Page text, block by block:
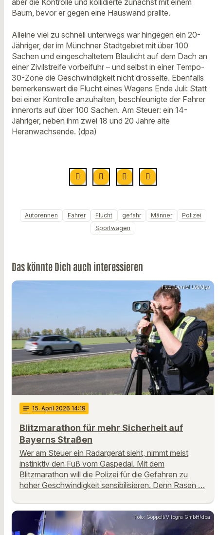
aber die Kontrolle und kollidierte zunächst mit einem
Baum, bevor er gegen eine Hauswand prallte.
Alleine viel zu schnell unterwegs war hingegen ein 20-
Jähriger, der im Münchner Stadtgebiet mit über 100
Sachen und eingeschaltetem Blaulicht auf dem Dach an
einer Zivilstreife vorbeifuhr – und selbst in einer Tempo-
30-Zone die Geschwindigkeit nicht drosselte. Ebenfalls
bemerkenswert die Flucht eines Wagens Ende Juli: Statt
bei einer Kontrolle anzuhalten, beschleunigte der Fahrer
innerorts auf über 100 Sachen. Am Steuer: ein 14-
Jähriger, neben ihm zwei 18 und 20 Jahre alte
Heranwachsende. (dpa)
Autorennen Fahrer Flucht gefahr Männer
Polizei
Sportwagen
Das könnte Dich auch interessieren
Foto: Daniel Löb/dpa
notes 15. April 2026 14:19
Blitzmarathon für mehr Sicherheit auf
Bayerns Straßen
Wer am Steuer ein Radargerät sieht, nimmt meist
instinktiv den Fuß vom Gaspedal. Mit dem
Blitzmarathon will die Polizei für die Gefahren zu
hoher Geschwindigkeit sensibilisieren. Denn Rasen …
Foto: Goppelt/Vifogra GmbH/dpa